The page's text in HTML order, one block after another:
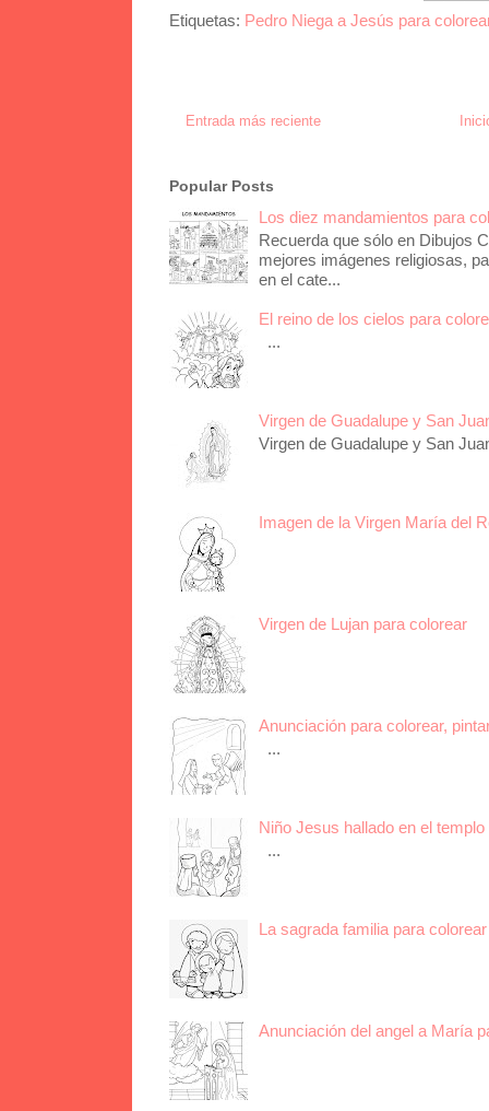
Etiquetas: Pedro Niega a Jesús para
Entrada más reciente
Popular Posts
Los diez mandamientos para
Recuerda que sólo en Dibujos
mejores imágenes religiosas,
en el cate...
El reino de los cielos para
...
Virgen de Guadalupe y San
Virgen de Guadalupe y San
Imagen de la Virgen María del
Virgen de Lujan para colorear
Anunciación para colorear,
...
Niño Jesus hallado en el
...
La sagrada familia para
Anunciación del angel a María